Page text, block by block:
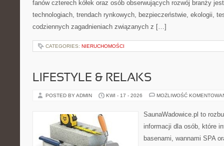
fanów czterech kółek oraz osób obserwujących rozwój branży
technologiach, trendach rynkowych, bezpieczeństwie, ekologii,
codziennych zagadnieniach związanych z […]
CATEGORIES: NIERUCHOMOŚCI
LIFESTYLE & RELAKS
POSTED BY ADMIN KWI - 17 - 2026 MOŻLIWOŚĆ
SaunaWadowice.pl to
informacji dla osób, które
basenami, wannami SPA